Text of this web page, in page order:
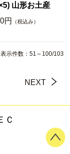
山形お土産
円
（税込み）
表示件数：51～100/103
NEXT
Ｃ